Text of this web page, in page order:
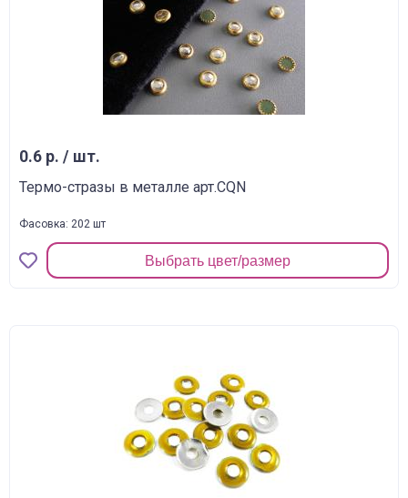
0.6 р. / шт.
Термо-стразы в металле арт.CQN
Фасовка: 202 шт
Выбрать цвет/размер